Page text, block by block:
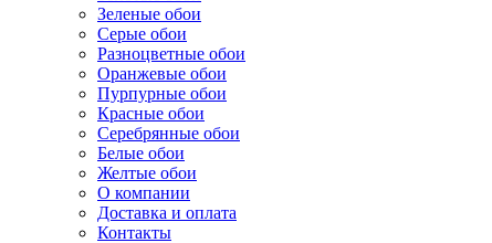
Зеленые обои
Серые обои
Разноцветные обои
Оранжевые обои
Пурпурные обои
Красные обои
Серебрянные обои
Белые обои
Желтые обои
О компании
Доставка и оплата
Контакты